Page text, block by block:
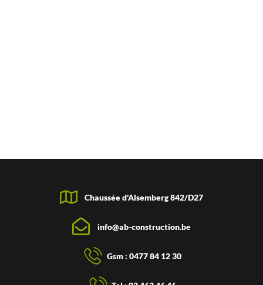
Chaussée d'Alsemberg 842/D27
info@ab-construction.be
Gsm : 0477 84 12 30